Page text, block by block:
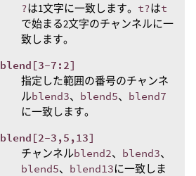
?は1文字に一致します。 t?はt
で始まる2文字のチャンネルに一
致します。
blend[3-7:2]
指定した範囲の番号のチャンネ
ルblend3、 blend5、 blend7
に一致します。
blend[2-3,5,13]
チャンネルblend2、 blend3、
blend5、 blend13に一致しま